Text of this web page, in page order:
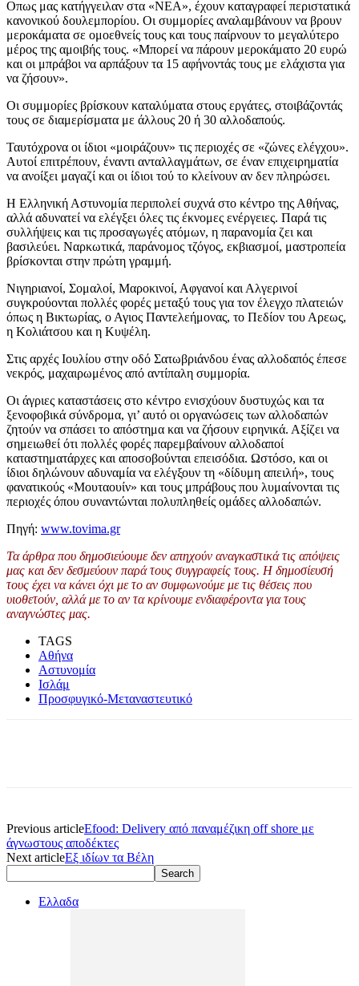
Οπως μας κατήγγειλαν στα «ΝΕΑ», έχουν καταγραφεί περιστατικά
κανονικού δουλεμπορίου. Οι συμμορίες αναλαμβάνουν να βρουν
μεροκάματα σε ομοεθνείς τους και τους παίρνουν το μεγαλύτερο
μέρος της αμοιβής τους. «Μπορεί να πάρουν μεροκάματο 20 ευρώ
και οι μπράβοι να αρπάξουν τα 15 αφήνοντάς τους με ελάχιστα για
να ζήσουν».
Οι συμμορίες βρίσκουν καταλύματα στους εργάτες, στοιβάζοντάς
τους σε διαμερίσματα με άλλους 20 ή 30 αλλοδαπούς.
Ταυτόχρονα οι ίδιοι «μοιράζουν» τις περιοχές σε «ζώνες ελέγχου».
Αυτοί επιτρέπουν, έναντι ανταλλαγμάτων, σε έναν επιχειρηματία
να ανοίξει μαγαζί και οι ίδιοι τού το κλείνουν αν δεν πληρώσει.
Η Ελληνική Αστυνομία περιπολεί συχνά στο κέντρο της Αθήνας,
αλλά αδυνατεί να ελέγξει όλες τις έκνομες ενέργειες. Παρά τις
συλλήψεις και τις προσαγωγές ατόμων, η παρανομία ζει και
βασιλεύει. Ναρκωτικά, παράνομος τζόγος, εκβιασμοί, μαστροπεία
βρίσκονται στην πρώτη γραμμή.
Νιγηριανοί, Σομαλοί, Μαροκινοί, Αφγανοί και Αλγερινοί
συγκρούονται πολλές φορές μεταξύ τους για τον έλεγχο πλατειών
όπως η Βικτωρίας, ο Αγιος Παντελεήμονας, το Πεδίον του Αρεως,
η Κολιάτσου και η Κυψέλη.
Στις αρχές Ιουλίου στην οδό Σατωβριάνδου ένας αλλοδαπός έπεσε
νεκρός, μαχαιρωμένος από αντίπαλη συμμορία.
Οι άγριες καταστάσεις στο κέντρο ενισχύουν δυστυχώς και τα
ξενοφοβικά σύνδρομα, γι’ αυτό οι οργανώσεις των αλλοδαπών
ζητούν να σπάσει το απόστημα και να ζήσουν ειρηνικά. Αξίζει να
σημειωθεί ότι πολλές φορές παρεμβαίνουν αλλοδαποί
καταστηματάρχες και αποσοβούνται επεισόδια. Ωστόσο, και οι
ίδιοι δηλώνουν αδυναμία να ελέγξουν τη «δίδυμη απειλή», τους
φανατικούς «Μουταουίν» και τους μπράβους που λυμαίνονται τις
περιοχές όπου συναντώνται πολυπληθείς ομάδες αλλοδαπών.
Πηγή: www.tovima.gr
Τα άρθρα που δημοσιεύουμε δεν απηχούν αναγκαστικά τις απόψεις
μας και δεν δεσμεύουν παρά τους συγγραφείς τους. Η δημοσίευσή
τους έχει να κάνει όχι με το αν συμφωνούμε με τις θέσεις που
υιοθετούν, αλλά με το αν τα κρίνουμε ενδιαφέροντα για τους
αναγνώστες μας.
TAGS
Αθήνα
Αστυνομία
Ισλάμ
Προσφυγικό-Μεταναστευτικό
Previous articleEfood: Delivery από παναμέζικη off shore με
άγνωστους αποδέκτες
Next articleΕξ ιδίων τα Βέλη
Ελλαδα